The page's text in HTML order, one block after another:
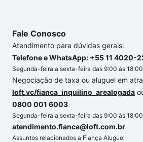
Fale Conosco
Atendimento para dúvidas gerais:
Telefone e WhatsApp: +55 11 4020-
Segunda-feira a sexta-feira das 9:00 às 18:00
Negociação de taxa ou aluguel em
loft.vc/fianca_inquilino_arealogada
0800 001 6003
Segunda-feira a sexta-feira das 9:00 às 18:00
atendimento.fianca@loft.com.br
Assuntos relacionados a Fiança Aluguel